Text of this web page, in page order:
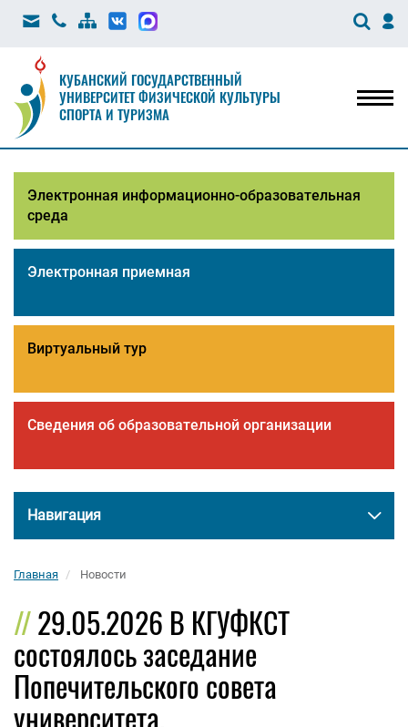
КУБАНСКИЙ ГОСУДАРСТВЕННЫЙ
УНИВЕРСИТЕТ ФИЗИЧЕСКОЙ КУЛЬТУРЫ
СПОРТА И ТУРИЗМА
Электронная информационно-образовательная
среда
Электронная приемная
Виртуальный тур
Сведения об образовательной организации
Навигация
Главная Новости
29.05.2026 В КГУФКСТ
состоялось заседание
Попечительского совета
университета.